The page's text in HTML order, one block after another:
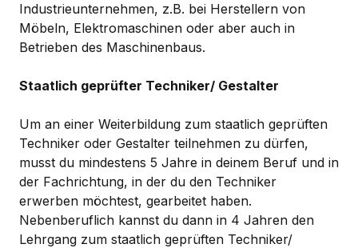
Industrieunternehmen, z.B. bei Herstellern von
Möbeln, Elektromaschinen oder aber auch in
Betrieben des Maschinenbaus.
Staatlich geprüfter Techniker/ Gestalter
Um an einer Weiterbildung zum staatlich geprüften
Techniker oder Gestalter teilnehmen zu dürfen,
musst du mindestens 5 Jahre in deinem Beruf und in
der Fachrichtung, in der du den Techniker
erwerben möchtest, gearbeitet haben.
Nebenberuflich kannst du dann in 4 Jahren den
Lehrgang zum staatlich geprüften Techniker/